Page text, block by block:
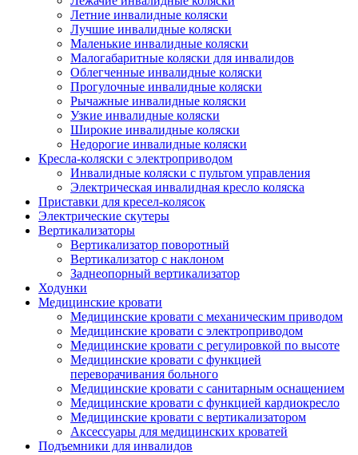
Летние инвалидные коляски
Лучшие инвалидные коляски
Маленькие инвалидные коляски
Малогабаритные коляски для инвалидов
Облегченные инвалидные коляски
Прогулочные инвалидные коляски
Рычажные инвалидные коляски
Узкие инвалидные коляски
Широкие инвалидные коляски
Недорогие инвалидные коляски
Кресла-коляски с электроприводом
Инвалидные коляски с пультом управления
Электрическая инвалидная кресло коляска
Приставки для кресел-колясок
Электрические скутеры
Вертикализаторы
Вертикализатор поворотный
Вертикализатор с наклоном
Заднеопорный вертикализатор
Ходунки
Медицинские кровати
Медицинские кровати с механическим приводом
Медицинские кровати с электроприводом
Медицинские кровати с регулировкой по высоте
Медицинские кровати с функцией
переворачивания больного
Медицинские кровати с санитарным оснащением
Медицинские кровати с функцией кардиокресло
Медицинские кровати с вертикализатором
Аксессуары для медицинских кроватей
Подъемники для инвалидов